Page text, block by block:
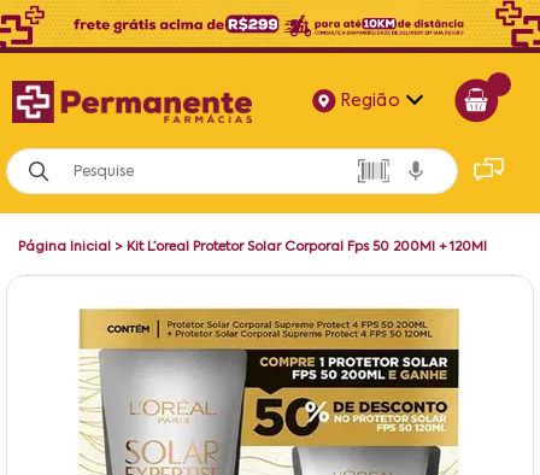
Região
Alagoas
Bahia
Pernambuco
Página Inicial > Kit L’oreal Protetor Solar Corporal Fps 50 200Ml + 120Ml